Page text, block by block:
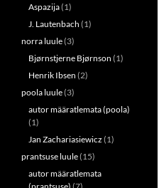
Aspazija(1)
J. Lautenbach (1)
norra luule(3)
Bjørnstjerne Bjørnson (1)
Henrik Ibsen (2)
poola luule(3)
autor määratlemata (poola)
(1)
Jan Zachariasiewicz (1)
prantsuse luule(15)
autor määratlemata